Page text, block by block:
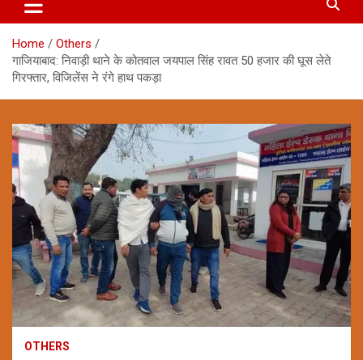
Home
Others
गाजियाबाद: निवाड़ी थाने के कोतवाल जयपाल सिंह रावत 50 हजार की घूस लेते
गिरफ्तार, विजिलेंस ने रंगे हाथ पकड़ा
OTHERS